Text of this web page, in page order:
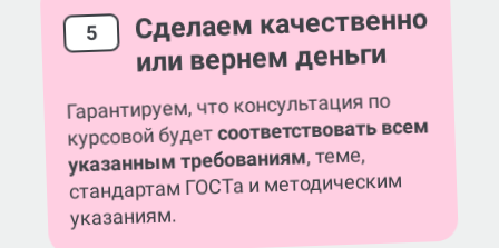
5 Сделаем качественно
или вернем деньги
Гарантируем, что консультация по
курсовой будетсоответствовать всем
указанным требованиям, теме,
стандартам ГОСТа и методическим
указаниям.